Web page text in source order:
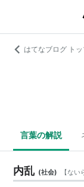
はてなブログ ト
言葉の解説
内乱 (社会) 【ない